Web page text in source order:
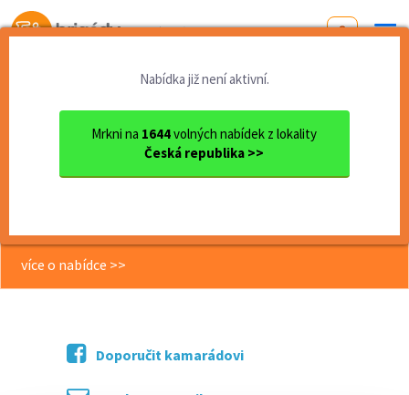
Od první brigády
Nabídka již není aktivní.
Mrkni na 1644volných nabídek z lokality
Česká republika >>
Olomoucký kraj
okres Olomouc
Olomouc
Skladník/vychystávač - nočn...
Skladník/vychystávač - noční
více o nabídce >>
Doporučit kamarádovi